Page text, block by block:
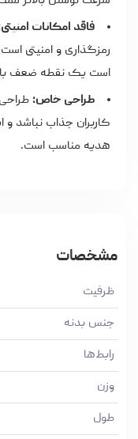
فاقد امکانات
رمزگذاری و امنیتی
است یک نقطه ضعف
طراحی خاص:
کاربران جذاب نباشد و
هدیه مناسب است.
مشخصات
ظرفیت
جنس بدنه
رابط‌ها
وزن
طول